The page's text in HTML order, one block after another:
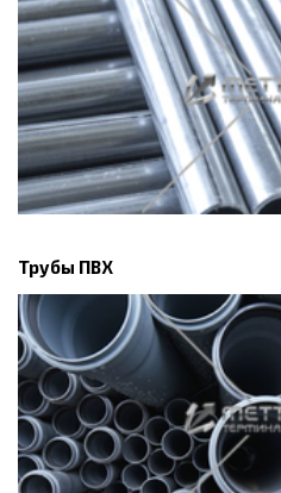
Трубы ПВХ